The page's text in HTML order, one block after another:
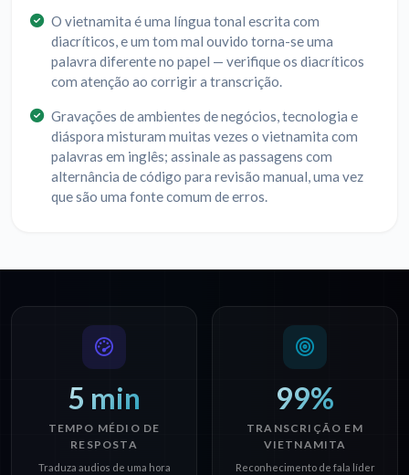
O vietnamita é uma língua tonal escrita com
diacríticos, e um tom mal ouvido torna-se uma
palavra diferente no papel — verifique os diacríticos
com atenção ao corrigir a transcrição.
Gravações de ambientes de negócios, tecnologia e
diáspora misturam muitas vezes o vietnamita com
palavras em inglês; assinale as passagens com
alternância de código para revisão manual, uma vez
que são uma fonte comum de erros.
5 min
TEMPO MÉDIO DE
RESPOSTA
Traduza audios de uma hora
99%
TRANSCRIÇÃO EM
VIETNAMITA
Reconhecimento de fala líder